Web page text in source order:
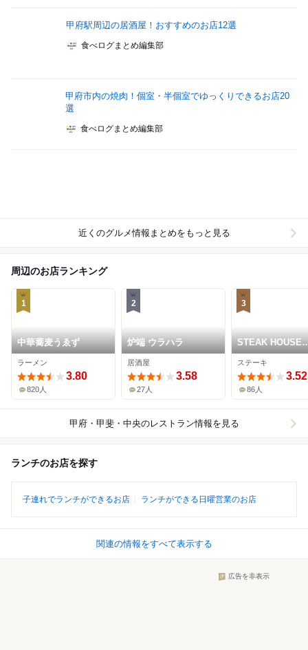
甲府駅周辺の居酒屋！おすすめのお店12選
食べログまとめ編集部
甲府市内の焼肉！個室・半個室でゆっくりできるお店20
選
食べログまとめ編集部
近くのグルメ情報まとめをもっと見る
周辺のお店ランキング
1
中華蕎麦うゑず
ラーメン
3.80
820人
2
炉端 ウラハラ
居酒屋
3.58
27人
3
STEAK HOUSE
WATAYOSHI
ステーキ
3.52
86人
甲府・甲斐・中央のレストラン情報を見る
ランチのお店を探す
子連れでランチができるお店 ランチができる日曜営業のお店
関連の情報をすべて表示する
広告を非表示